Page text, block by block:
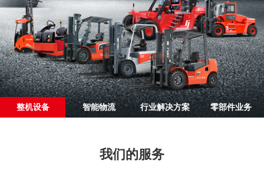
整机设备 智能物流 行业解决方案 零部件业务
我们的服务